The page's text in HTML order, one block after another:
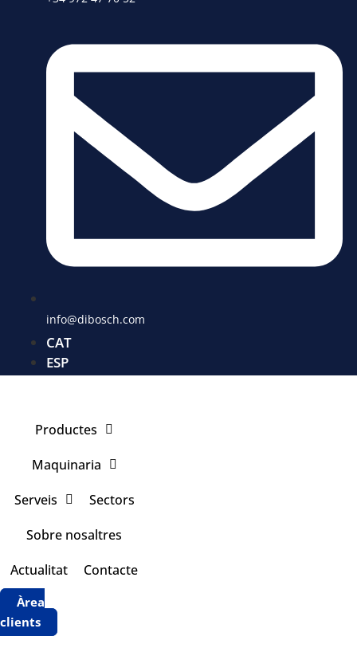
info@dibosch.com
CAT
ESP
Productes
Maquinaria
Serveis
Sectors
Sobre nosaltres
Actualitat
Contacte
Àrea
clients